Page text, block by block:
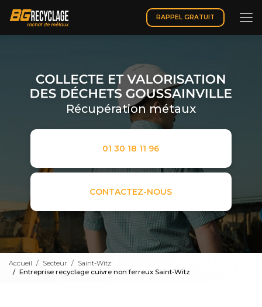
contenu
principal
RAPPEL GRATUIT
Récupération métaux
01 30 18 11 96
CONTACTEZ-NOUS
Accueil Secteur
Saint-Witz
Entreprise recyclage cuivre non ferreux Saint-Witz